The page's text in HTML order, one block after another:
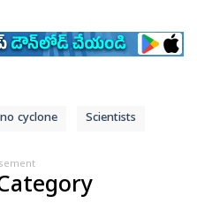
cyclone Scientists